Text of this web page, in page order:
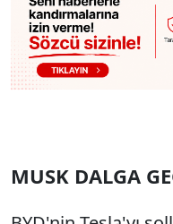
MUSK DALGA